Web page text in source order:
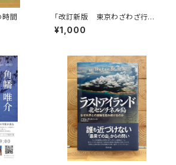
時間
「改訂新版 東京わざわざ行き
たい街の本屋さん」出版記念ト
ークイベント録画視聴権
¥1,000